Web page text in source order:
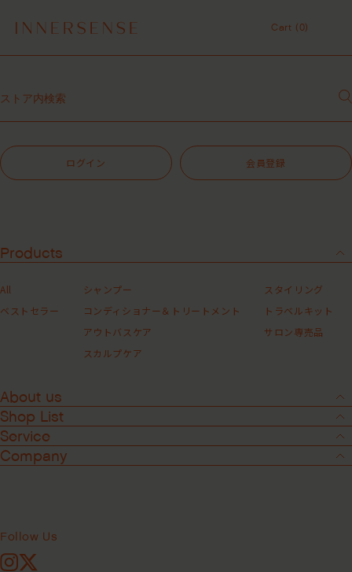
１点以上ご購入で、シャンプーコンディショナーサンプル（２種）プレ
7,700円（税込）以上ご購入で、「ピュアクラリファイングマスク
レビュー1投稿につき30ポイントプレゼント中！
令和8年熊本地震 被災地支援について
１点以上ご購入で、シャンプーコンディショナーサンプル（２種）プレ
ゼント中！
Cart (0)
ログイン 会員登録
Products
All
ベストセラー
シャンプー
コンディショナー＆トリートメント
アウトバスケア
スカルプケア
スタイリング
トラベルキット
サロン専売品
About us
Shop List
Service
Company
Follow Us
Instagram
X